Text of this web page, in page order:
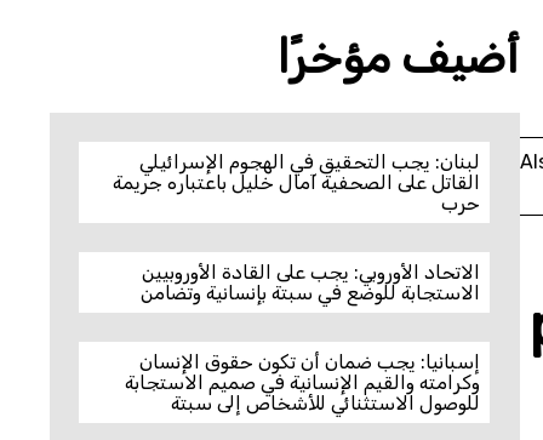
أضيف مؤخرًا
لبنان: يجب التحقيق في الهجوم الإسرائيلي
القاتل على الصحفية آمال خليل باعتباره جريمة
حرب
الاتحاد الأوروبي: يجب على القادة الأوروبيين
الاستجابة للوضع في سبتة بإنسانية وتضامن
إسبانيا: يجب ضمان أن تكون حقوق الإنسان
وكرامته والقيم الإنسانية في صميم الاستجابة
للوصول الاستثنائي للأشخاص إلى سبتة